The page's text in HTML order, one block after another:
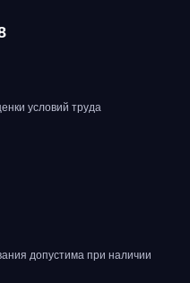
условий труда
допустима при наличии